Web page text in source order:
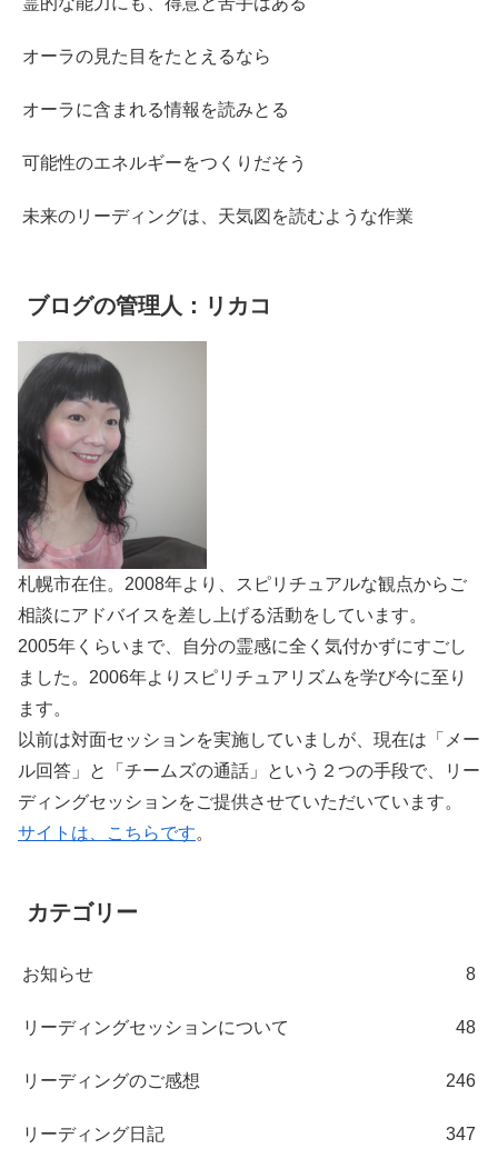
オーラの見た目をたとえるなら
オーラに含まれる情報を読みとる
可能性のエネルギーをつくりだそう
未来のリーディングは、天気図を読むような作業
ブログの管理人：リカコ
札幌市在住。2008年より、スピリチュアルな観点からご
相談にアドバイスを差し上げる活動をしています。
2005年くらいまで、自分の霊感に全く気付かずにすごし
ました。2006年よりスピリチュアリズムを学び今に至り
ます。
以前は対面セッションを実施していましが、現在は「メー
ル回答」と「チームズの通話」という２つの手段で、リー
ディングセッションをご提供させていただいています。
サイトは、こちらです。
カテゴリー
お知らせ 8
リーディングセッションについて 48
リーディングのご感想 246
リーディング日記 347